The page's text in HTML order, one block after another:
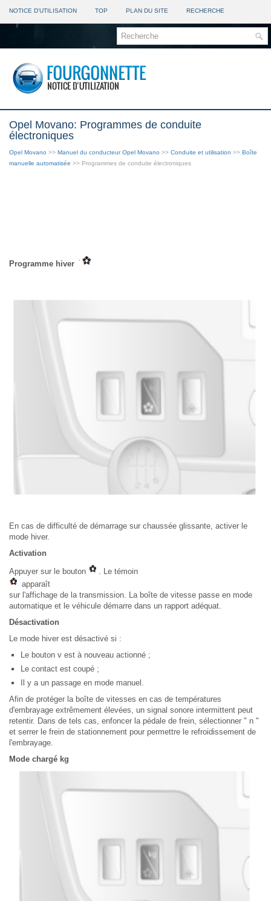
NOTICE D'UTILISATION TOP PLAN DU SITE RECHERCHE
Opel Movano: Programmes de conduite
électroniques
Opel Movano >> Manuel du conducteur Opel Movano >> Conduite et utilisation >> Boîte
manuelle automatisée >> Programmes de conduite électroniques
Programme hiver
En cas de difficulté de démarrage sur chaussée glissante, activer le
mode hiver.
Activation
Appuyer sur le bouton
. Le témoin
apparaît
sur l'affichage de la transmission. La boîte de vitesse passe en mode
automatique et le véhicule démarre dans un rapport adéquat.
Désactivation
Le mode hiver est désactivé si :
Le bouton v est à nouveau actionné ;
Le contact est coupé ;
Il y a un passage en mode manuel.
Afin de protéger la boîte de vitesses en cas de températures
d'embrayage extrêmement élevées, un signal sonore intermittent peut
retentir. Dans de tels cas, enfoncer la pédale de frein, sélectionner " n "
et serrer le frein de stationnement pour permettre le refroidissement de
l'embrayage.
Mode chargé kg